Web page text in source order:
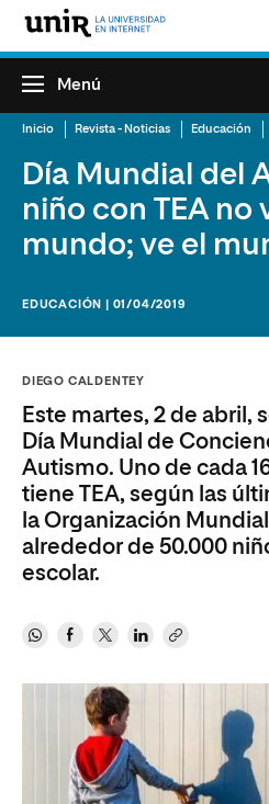
Menú
Inicio Revista - Noticias Educación
Día Mundial del
niño con TEA no
mundo; ve el
EDUCACIÓN | 01/04/2019
DIEGO CALDENTEY
Este martes, 2 de abril,
Día Mundial de
Autismo. Uno de cada
tiene TEA, según las
la Organización
alrededor de 50.000
escolar.